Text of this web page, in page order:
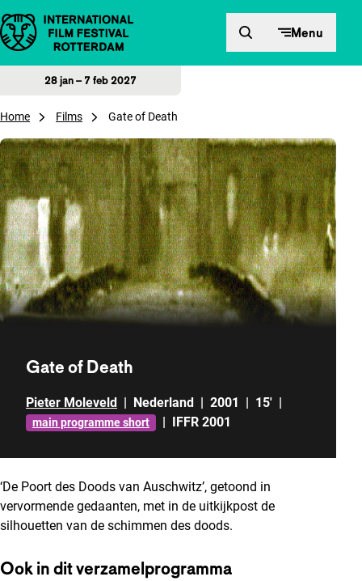
Direct naar inhoud Menu
28 jan – 7 feb 2027
Home Films Gate of Death
Gate of Death
Pieter Moleveld | Nederland | 2001 | 15' |
main programme short | IFFR 2001
‘De Poort des Doods van Auschwitz’, getoond in
vervormende gedaanten, met in de uitkijkpost de
silhouetten van de schimmen des doods.
Ook in dit verzamelprogramma